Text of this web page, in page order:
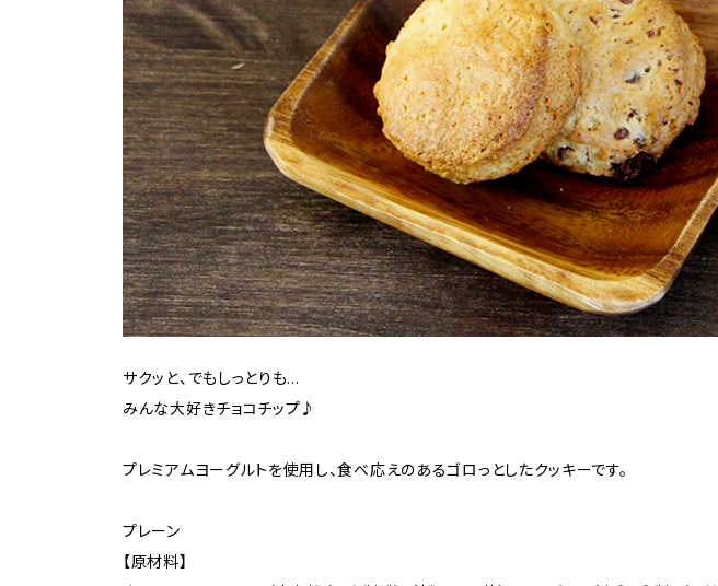
サクッと、でもしっとりも…
みんな大好きチョコチップ♪
プレミアムヨーグルトを使用し、食べ応えのあるゴロっとしたクッキーです。
プレーン
【原材料】